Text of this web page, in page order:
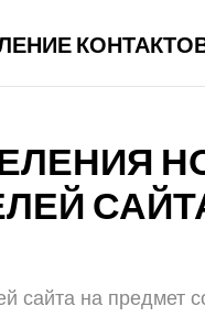
сайта на предмет